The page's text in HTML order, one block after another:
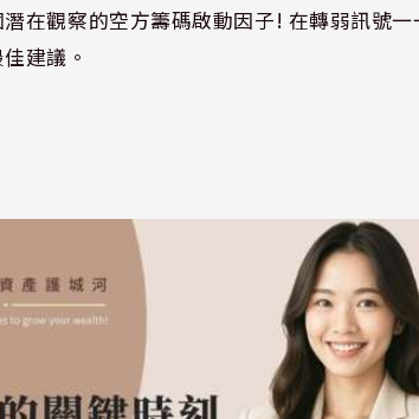
在觀察的空方籌碼啟動因子! 在轉弱訊號一
建議。